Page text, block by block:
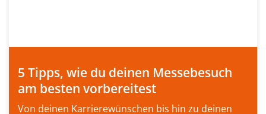
5 Tipps, wie du deinen Messebesuch
am besten vorbereitest
Von deinen Karrierewünschen bis hin zu deinen